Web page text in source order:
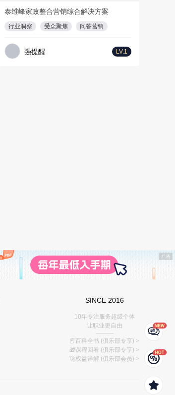
泰维峰家政整合营销综合解决方案
行业洞察 受众聚焦 问答营销
强提醒 LV.1
SINCE 2016
10年专注服务超级个体
让职业更自由
———
📕百科全书 (俱乐部专享) >
🎁课程回看 (俱乐部专享) >
🚀权益详解 (俱乐部会员) >